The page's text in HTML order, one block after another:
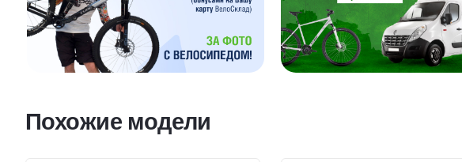
Похожие модели